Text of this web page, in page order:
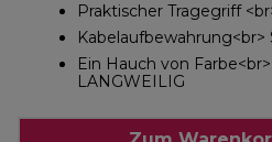
Praktischer Tragegriff
Kabelaufbewahrung<br>
Ein Hauch von
LANGWEILIG